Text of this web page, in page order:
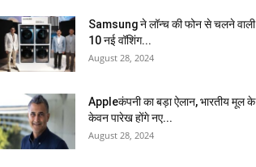
Samsung ने लॉन्च की फोन से चलने वाली
10 नई वॉशिंग...
August 28, 2024
Appleकंपनी का बड़ा ऐलान, भारतीय मूल के
केवन पारेख होंगे नए...
August 28, 2024